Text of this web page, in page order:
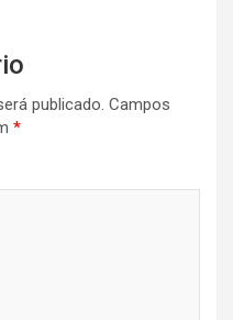
publicado. Campos
*